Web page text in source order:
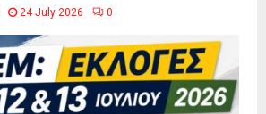
24 July 2026 0